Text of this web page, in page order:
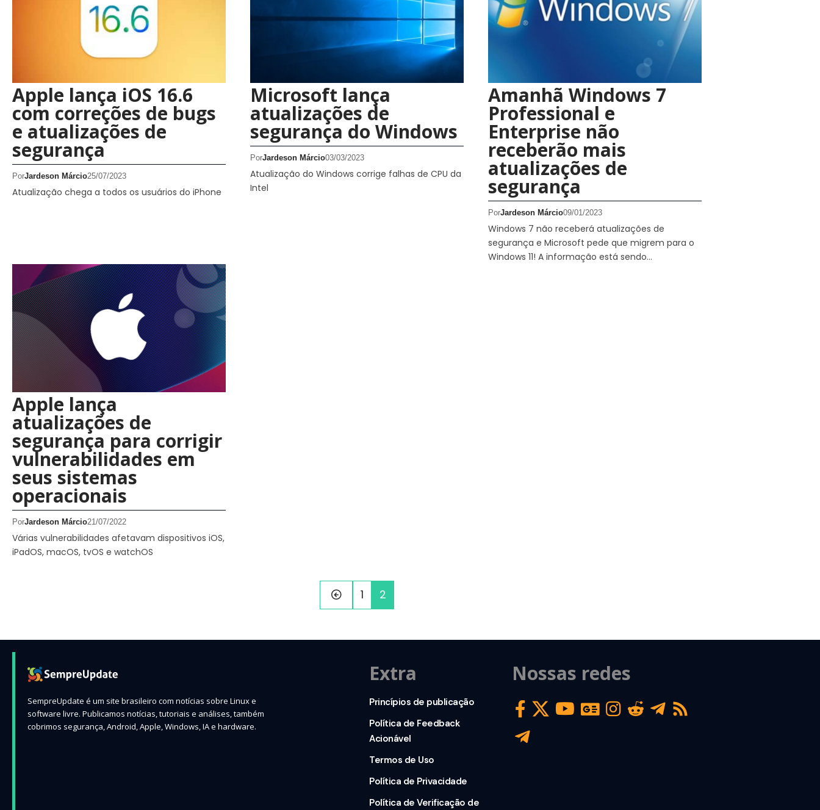
Apple lança iOS 16.6
com correções de bugs
e atualizações de
segurança
PorJardeson Márcio25/07/2023
Atualização chega a todos os usuários do iPhone
Microsoft lança
atualizações de
segurança do Windows
PorJardeson Márcio03/03/2023
Atualização do Windows corrige falhas de CPU da
Intel
Amanhã Windows 7
Professional e
Enterprise não
receberão mais
atualizações de
segurança
PorJardeson Márcio09/01/2023
Windows 7 não receberá atualizações de
segurança e Microsoft pede que migrem para o
Windows 11! A informação está sendo…
Apple lança
atualizações de
segurança para corrigir
vulnerabilidades em
seus sistemas
operacionais
PorJardeson Márcio21/07/2022
Várias vulnerabilidades afetavam dispositivos iOS,
iPadOS, macOS, tvOS e watchOS
1 2
SempreUpdate é um site brasileiro com notícias sobre Linux e
software livre. Publicamos notícias, tutoriais e análises, também
cobrimos segurança, Android, Apple, Windows, IA e hardware.
Extra
Princípios de publicação
Política de Feedback
Acionável
Termos de Uso
Política de Privacidade
Política de Verificação de
Nossas redes